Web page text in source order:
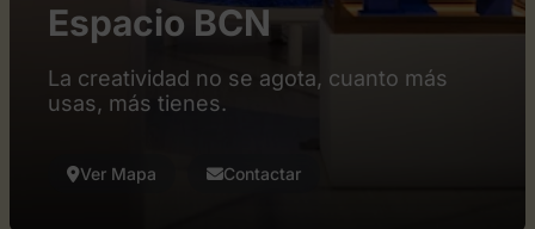
Espacio BCN
La creatividad no se agota, cuanto más
usas, más tienes.
Ver Mapa Contactar